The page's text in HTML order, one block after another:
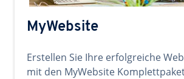
MyWebsite
Erstellen Sie Ihre erfolgreiche
mit den MyWebsite